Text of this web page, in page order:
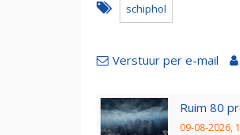
schiphol
Verstuur per e-mail
Ruim 80
09-08-2026,